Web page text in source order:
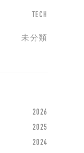
TECH
未分類
2026
2025
2024